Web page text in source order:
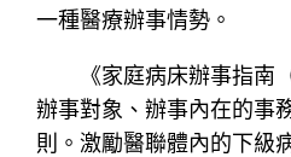
一種醫療辦事情勢。
《家庭病床辦事指南
辦事對象、辦事內在的事
則。激勵醫聯體內的下級